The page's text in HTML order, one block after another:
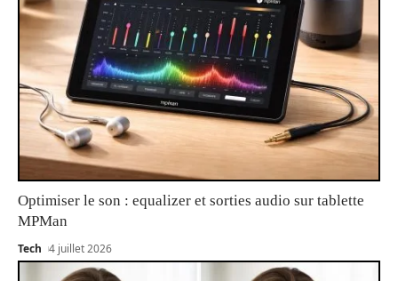
Optimiser le son : equalizer et sorties audio sur tablette
MPMan
Tech 4 juillet 2026